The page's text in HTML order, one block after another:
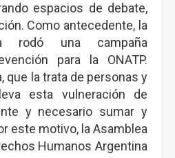
espacios de debate,
Como antecedente, la
rodó una campaña
para la ONATP.
que la trata de personas y
esta vulneración de
y necesario sumar y
este motivo, la Asamblea
Humanos Argentina